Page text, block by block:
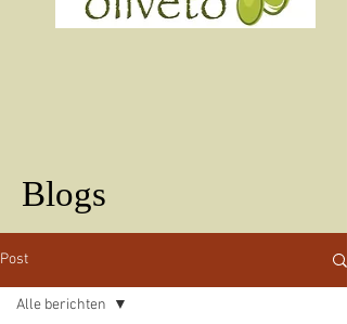
Blogs
Post
Alle berichten